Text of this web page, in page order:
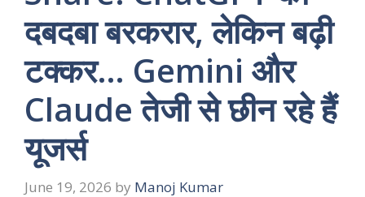
दबदबा बरकरार, लेकिन बढ़ी
टक्कर… Gemini और
Claude तेजी से छीन रहे हैं
यूजर्स
June 19, 2026 by Manoj Kumar